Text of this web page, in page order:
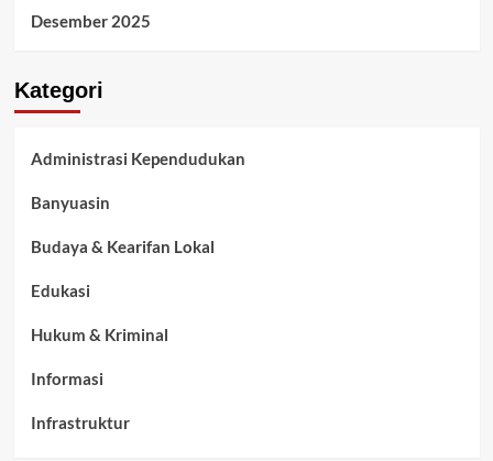
Desember 2025
Kategori
Administrasi Kependudukan
Banyuasin
Budaya & Kearifan Lokal
Edukasi
Hukum & Kriminal
Informasi
Infrastruktur